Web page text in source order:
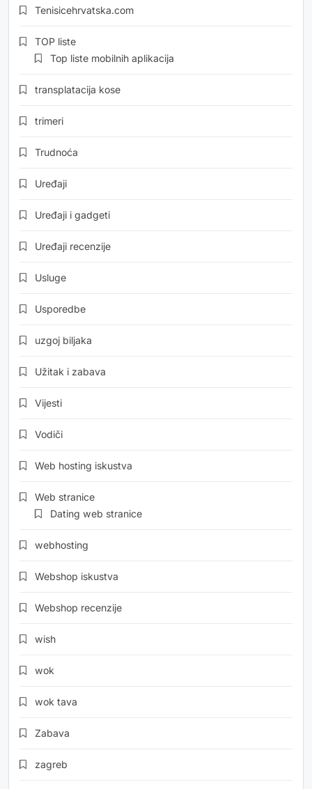
Tenisicehrvatska.com
TOP liste
Top liste mobilnih aplikacija
transplatacija kose
trimeri
Trudnoća
Uređaji
Uređaji i gadgeti
Uređaji recenzije
Usluge
Usporedbe
uzgoj biljaka
Užitak i zabava
Vijesti
Vodiči
Web hosting iskustva
Web stranice
Dating web stranice
webhosting
Webshop iskustva
Webshop recenzije
wish
wok
wok tava
Zabava
zagreb